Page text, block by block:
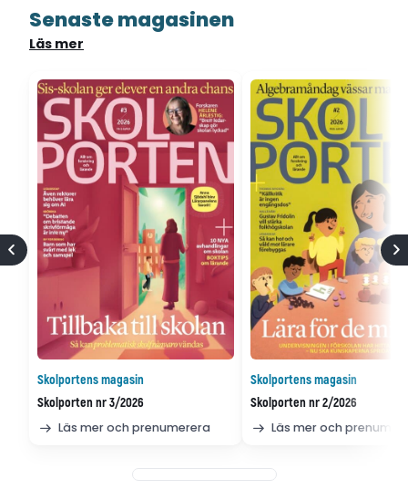
Senaste magasinen
Läs mer
Skolportens magasin
Skolporten nr 3/2026
Läs mer och prenumerera
Skolportens magasin
Skolporten nr 2/2026
Läs mer och